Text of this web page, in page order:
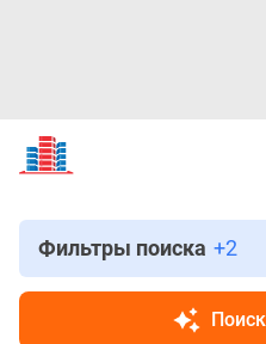
Новостройки
Квартиры
Новостройки
Москвы
Новостройки
Подмосковья
Фильтры поиска +2